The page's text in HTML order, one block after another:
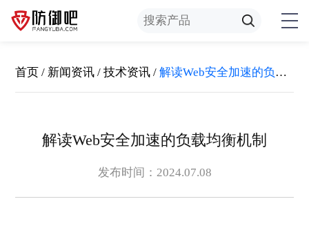
首页 / 新闻资讯 /技术资讯 /解读Web安全加速的负载均衡机制
解读Web安全加速的负载均衡机制
发布时间：2024.07.08